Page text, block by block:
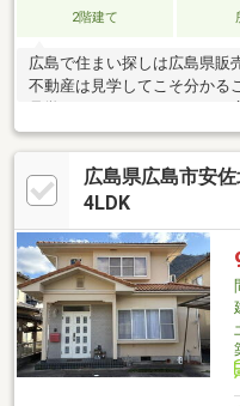
2階建て
広島で住まい探しは広島県販
不動産は見学してこそ分かる
見学もおすすめしています。
能ですので、他物件とあわせ
リフォーム完了:洗面所
住宅街 ※駐車場並列2台分カ
ニ、ドラッグストアが徒歩
ン ※ウォークインクローゼ
広島県広島市安
4LDK